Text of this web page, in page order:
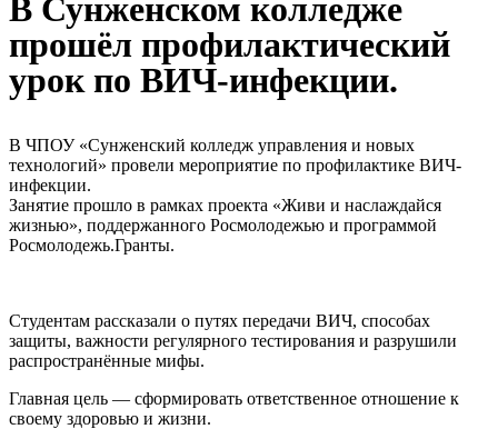
В Сунженском колледже
прошёл профилактический
урок по ВИЧ-инфекции.
В ЧПОУ «Сунженский колледж управления и новых
технологий» провели мероприятие по профилактике ВИЧ-
инфекции.
Занятие прошло в рамках проекта «Живи и наслаждайся
жизнью», поддержанного Росмолодежью и программой
Росмолодежь.Гранты.
Студентам рассказали о путях передачи ВИЧ, способах
защиты, важности регулярного тестирования и разрушили
распространённые мифы.
Главная цель — сформировать ответственное отношение к
своему здоровью и жизни.